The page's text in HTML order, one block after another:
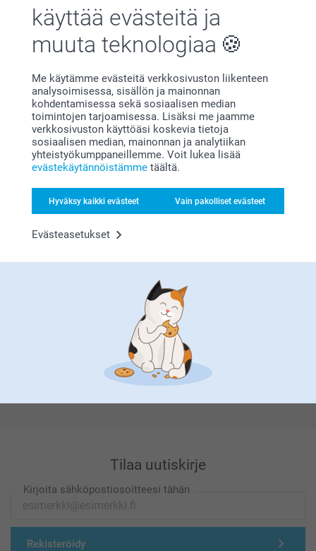
käyttää evästeitä ja
muuta teknologiaa
Me käytämme evästeitä verkkosivuston liikenteen
analysoimisessa, sisällön ja mainonnan
kohdentamisessa sekä sosiaalisen median
toimintojen tarjoamisessa. Lisäksi me jaamme
verkkosivuston käyttöäsi koskevia tietoja
sosiaalisen median, mainonnan ja analytiikan
yhteistyökumppaneillemme. Voit lukea lisää
evästekäytännöistämme täältä.
Hyväksy kaikki evästeet Vain pakolliset evästeet
Evästeasetukset
Tyytyväisyystakuu
Bonusta kaikista tilauksista
Etsitkö inspiraatiota?
Olemme täällä sinun vuoksesi
Tilaa uutiskirje
Kirjoita sähköpostiosoitteesi tähän
Rekisteröidy